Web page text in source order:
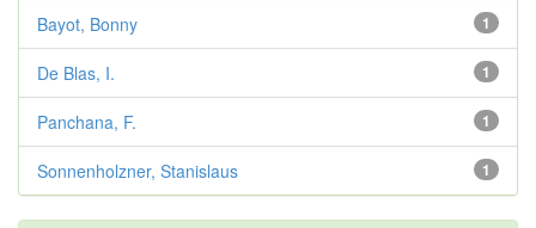
1
Bayot, Bonny
1
De Blas, I.
1
Panchana, F.
1
Sonnenholzner, Stanislaus